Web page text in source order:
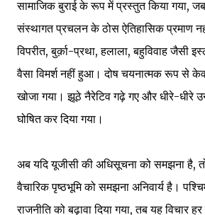
सामाजिक बुराई के रूप में प्रस्तुत किया गया,
संस्थागत प्रचलन के ठोस ऐतिहासिक प्रमाण
विपरीत, बुर्क़ा-प्रथा, हलाला, बहुविवाह जैसी
वैसा विमर्श नहीं हुआ। दोष चयनात्मक रूप से
खोजा गया। झूठे नैरेटिव गढ़े गए और धीरे-धीरे
घोषित कर दिया गया।
अब यदि यूजीसी की अधिसूचना को समझना है,
वैचारिक पृष्ठभूमि को समझना अनिवार्य है।
राजनीति को बढ़ावा दिया गया, तब यह विचार